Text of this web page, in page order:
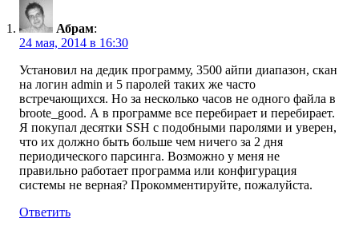
комментариям
Абрам:
24 мая, 2014 в 16:30
Установил на дедик программу, 3500 айпи диапазон, скан
на логин admin и 5 паролей таких же часто
встречающихся. Но за несколько часов не одного файла в
broote_good. А в программе все перебирает и перебирает.
Я покупал десятки SSH с подобными паролями и уверен,
что их должно быть больше чем ничего за 2 дня
периодического парсинга. Возможно у меня не
правильно работает программа или конфигурация
системы не верная? Прокомментируйте, пожалуйста.
Ответить